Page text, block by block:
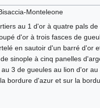
Monteleone
au 1 d'or à quatre pals
d'or à trois fasces de
en sautoir d'un barré d'or
sinople à cinq panelles
3 de gueules au lion d'or
bordure d'azur et sur la